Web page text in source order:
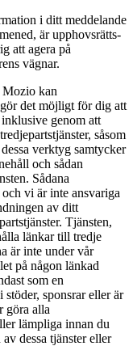
i ditt meddelande
är upphovsrätts-
att agera på
vägnar.
Mozio kan
det möjligt för dig att
genom att
såsom
verktyg samtycker
och sådan
Sådana
vi är inte ansvariga
av ditt
Tjänsten,
länkar till tredje
är inte under vår
på någon länkad
som en
sponsrar eller är
göra alla
lämpliga innan du
dessa tjänster eller